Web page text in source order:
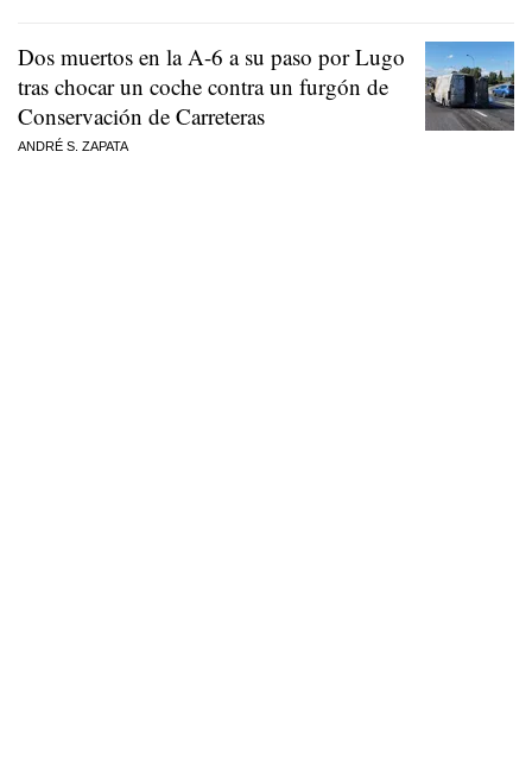
Dos muertos en la A-6 a su paso por Lugo
tras chocar un coche contra un furgón de
Conservación de Carreteras
ANDRÉ S. ZAPATA